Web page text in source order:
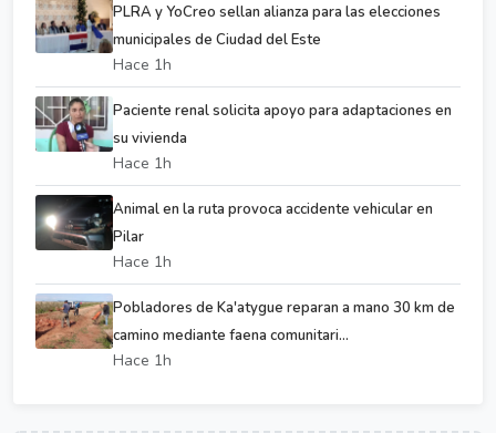
PLRA y YoCreo sellan alianza para las elecciones
municipales de Ciudad del Este
Hace 1h
Paciente renal solicita apoyo para adaptaciones en
su vivienda
Hace 1h
Animal en la ruta provoca accidente vehicular en
Pilar
Hace 1h
Pobladores de Ka'atygue reparan a mano 30 km de
camino mediante faena comunitari...
Hace 1h